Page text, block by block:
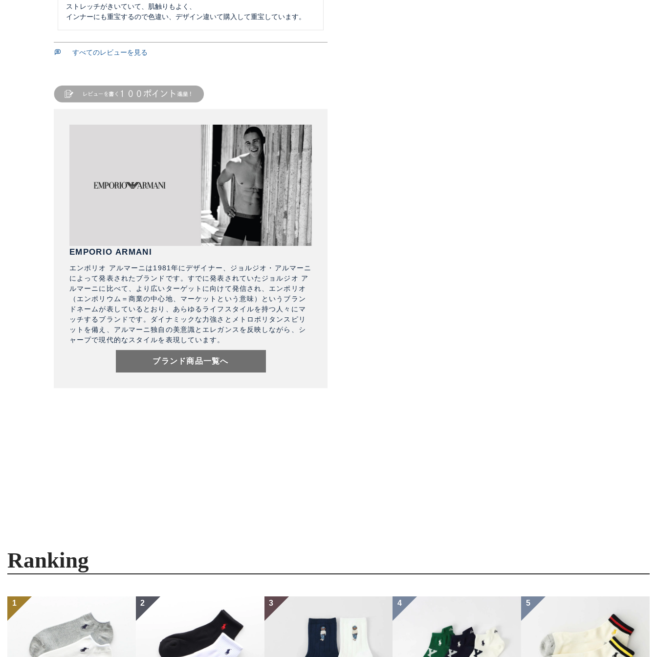
ストレッチがきいていて、肌触りもよく、
インナーにも重宝するので色違い、デザイン違いて購入して重宝しています。
すべてのレビューを見る
EMPORIO ARMANI
エンポリオ アルマーニは1981年にデザイナー、ジョルジオ・アルマーニ
によって発表されたブランドです。すでに発表されていたジョルジオ ア
ルマーニに比べて、より広いターゲットに向けて発信され、エンポリオ
（エンポリウム＝商業の中心地、マーケットという意味）というブラン
ドネームが表しているとおり、あらゆるライフスタイルを持つ人々にマ
ッチするブランドです。ダイナミックな力強さとメトロポリタンスピリ
ットを備え、アルマーニ独自の美意識とエレガンスを反映しながら、シ
ャープで現代的なスタイルを表現しています。
ブランド商品一覧へ
Ranking